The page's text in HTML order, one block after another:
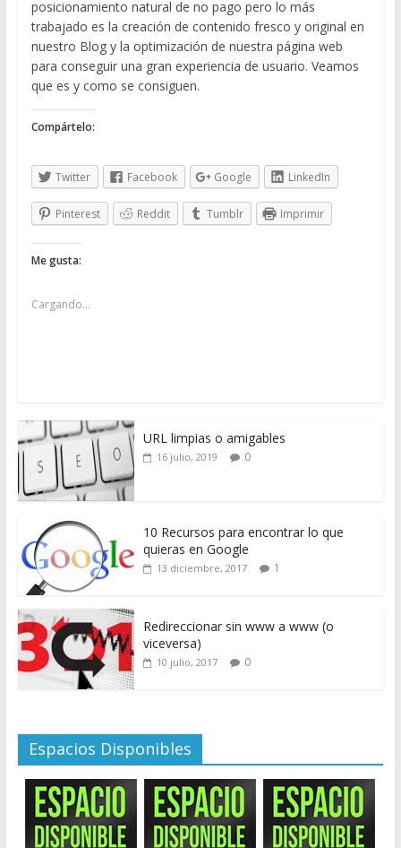
posicionamiento natural de no pago pero lo más
trabajado es la creación de contenido fresco y original en
nuestro Blog y la optimización de nuestra página web
para conseguir una gran experiencia de usuario. Veamos
que es y como se consiguen.
Compártelo:
Twitter Facebook Google LinkedIn
Pinterest Reddit Tumblr Imprimir
Me gusta:
Cargando...
URL limpias o amigables
16 julio, 2019 0
10 Recursos para encontrar lo que
quieras en Google
13 diciembre, 2017 1
Redireccionar sin www a www (o
viceversa)
10 julio, 2017 0
Espacios Disponibles